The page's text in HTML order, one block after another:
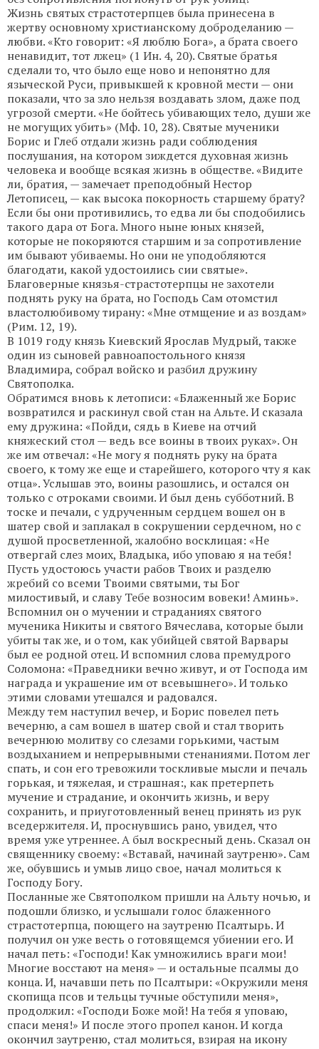
Жизнь святых страстотерпцев была принесена в
жертву основному христианскому доброделанию —
любви. «Кто говорит: «Я люблю Бога», а брата своего
ненавидит, тот лжец» (1 Ин. 4, 20). Святые братья
сделали то, что было еще ново и непонятно для
языческой Руси, привыкшей к кровной мести — они
показали, что за зло нельзя воздавать злом, даже под
угрозой смерти. «Не бойтесь убивающих тело, души же
не могущих убить» (Мф. 10, 28). Святые мученики
Борис и Глеб отдали жизнь ради соблюдения
послушания, на котором зиждется духовная жизнь
человека и вообще всякая жизнь в обществе. «Видите
ли, братия, — замечает преподобный Нестор
Летописец, — как высока покорность старшему брату?
Если бы они противились, то едва ли бы сподобились
такого дара от Бога. Много ныне юных князей,
которые не покоряются старшим и за сопротивление
им бывают убиваемы. Но они не уподобляются
благодати, какой удостоились сии святые».
Благоверные князья-страстотерпцы не захотели
поднять руку на брата, но Господь Сам отомстил
властолюбивому тирану: «Мне отмщение и аз воздам»
(Рим. 12, 19).
В 1019 году князь Киевский Ярослав Мудрый, также
один из сыновей равноапостольного князя
Владимира, собрал войско и разбил дружину
Святополка.
Обратимся вновь к летописи: «Блаженный же Борис
возвратился и раскинул свой стан на Альте. И сказала
ему дружина: «Пойди, сядь в Киеве на отчий
княжеский стол — ведь все воины в твоих руках». Он
же им отвечал: «Не могу я поднять руку на брата
своего, к тому же еще и старейшего, которого чту я как
отца». Услышав это, воины разошлись, и остался он
только с отроками своими. И был день субботний. В
тоске и печали, с удрученным сердцем вошел он в
шатер свой и заплакал в сокрушении сердечном, но с
душой просветленной, жалобно восклицая: «Не
отвергай слез моих, Владыка, ибо уповаю я на тебя!
Пусть удостоюсь участи рабов Твоих и разделю
жребий со всеми Твоими святыми, ты Бог
милостивый, и славу Тебе возносим вовеки! Аминь».
Вспомнил он о мучении и страданиях святого
мученика Никиты и святого Вячеслава, которые были
убиты так же, и о том, как убийцей святой Варвары
был ее родной отец. И вспомнил слова премудрого
Соломона: «Праведники вечно живут, и от Господа им
награда и украшение им от всевышнего». И только
этими словами утешался и радовался.
Между тем наступил вечер, и Борис повелел петь
вечерню, а сам вошел в шатер свой и стал творить
вечернюю молитву со слезами горькими, частым
воздыханием и непрерывными стенаниями. Потом лег
спать, и сон его тревожили тоскливые мысли и печаль
горькая, и тяжелая, и страшная:, как претерпеть
мучение и страдание, и окончить жизнь, и веру
сохранить, и приуготовленный венец принять из рук
вседержителя. И, проснувшись рано, увидел, что
время уже утреннее. А был воскресный день. Сказал он
священнику своему: «Вставай, начинай заутреню». Сам
же, обувшись и умыв лицо свое, начал молиться к
Господу Богу.
Посланные же Святополком пришли на Альту ночью, и
подошли близко, и услышали голос блаженного
страстотерпца, поющего на заутреню Псалтырь. И
получил он уже весть о готовящемся убиении его. И
начал петь: «Господи! Как умножились враги мои!
Многие восстают на меня» — и остальные псалмы до
конца. И, начавши петь по Псалтыри: «Окружили меня
скопища псов и тельцы тучные обступили меня»,
продолжил: «Господи Боже мой! На тебя я уповаю,
спаси меня!» И после этого пропел канон. И когда
окончил заутреню, стал молиться, взирая на икону